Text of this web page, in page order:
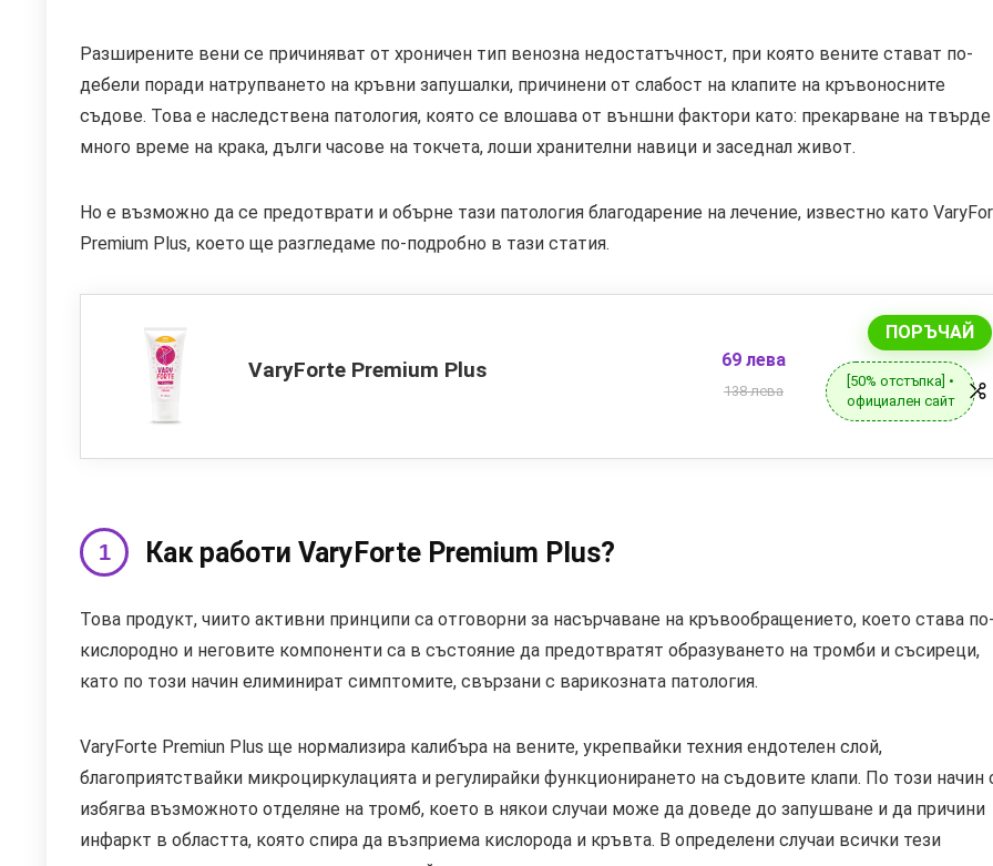
Разширените вени се причиняват от хроничен тип венозна недостатъчност, при която вените стават по-
дебели поради натрупването на кръвни запушалки, причинени от слабост на клапите на кръвоносните
съдове. Това е наследствена патология, която се влошава от външни фактори като: прекарване на твърде
много време на крака, дълги часове на токчета, лоши хранителни навици и заседнал живот.
Но е възможно да се предотврати и обърне тази патология благодарение на лечение, известно като
Premium Plus, което ще разгледаме по-подробно в тази статия.
VaryForte Premium Plus 69 лева
138 лева
ПОРЪЧАЙ
[50% отстъпка] •
официален сайт
Как работи VaryForte Premium Plus?
Това продукт, чиито активни принципи са отговорни за насърчаване на кръвообращението, което става
кислородно и неговите компоненти са в състояние да предотвратят образуването на тромби и съсиреци,
като по този начин елиминират симптомите, свързани с варикозната патология.
VaryForte Premiun Plus ще нормализира калибъра на вените, укрепвайки техния ендотелен слой,
благоприятствайки микроциркулацията и регулирайки функционирането на съдовите клапи. По този начин
избягва възможното отделяне на тромб, което в някои случаи може да доведе до запушване и да причини
инфаркт в областта, която спира да възприема кислорода и кръвта. В определени случаи всички тези